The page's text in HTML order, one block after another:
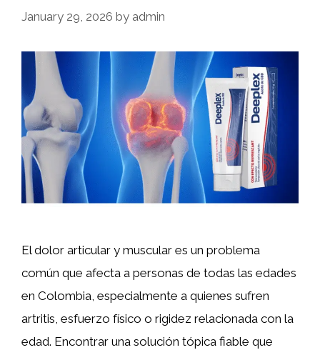
January 29, 2026 by admin
El dolor articular y muscular es un problema
común que afecta a personas de todas las edades
en Colombia, especialmente a quienes sufren
artritis, esfuerzo físico o rigidez relacionada con la
edad. Encontrar una solución tópica fiable que